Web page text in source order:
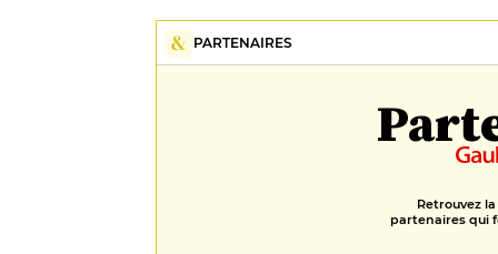
PARTENAIRES
Retrouvez
partenaires qui